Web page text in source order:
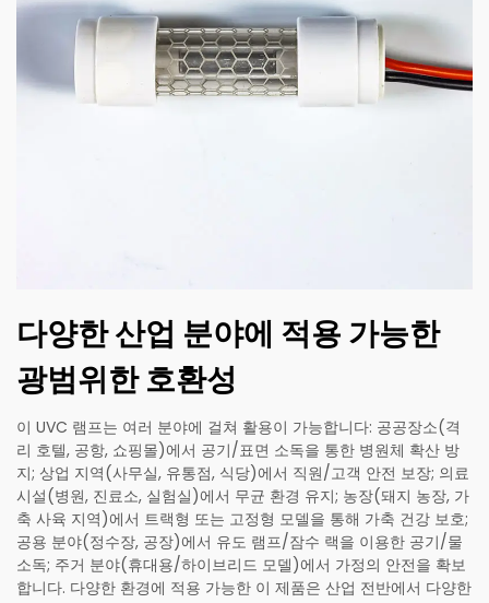
다양한 산업 분야에 적용 가능한
광범위한 호환성
이 UVC 램프는 여러 분야에 걸쳐 활용이 가능합니다: 공공장소(격
리 호텔, 공항, 쇼핑몰)에서 공기/표면 소독을 통한 병원체 확산 방
지; 상업 지역(사무실, 유통점, 식당)에서 직원/고객 안전 보장; 의료
시설(병원, 진료소, 실험실)에서 무균 환경 유지; 농장(돼지 농장, 가
축 사육 지역)에서 트랙형 또는 고정형 모델을 통해 가축 건강 보호;
공용 분야(정수장, 공장)에서 유도 램프/잠수 랙을 이용한 공기/물
소독; 주거 분야(휴대용/하이브리드 모델)에서 가정의 안전을 확보
합니다. 다양한 환경에 적용 가능한 이 제품은 산업 전반에서 다양한